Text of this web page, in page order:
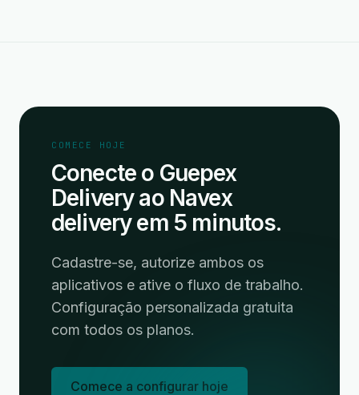
COMECE HOJE
Conecte o Guepex
Delivery ao Navex
delivery em 5 minutos.
Cadastre-se, autorize ambos os
aplicativos e ative o fluxo de trabalho.
Configuração personalizada gratuita
com todos os planos.
Comece a configurar hoje